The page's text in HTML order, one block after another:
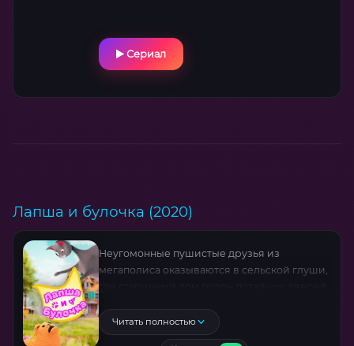
Сериал
Лапша и булочка (2020)
Неугомонные пушистые друзья из
мегаполиса оказываются в сельской глуши,
эксцентричных обитателей: воришку-крота,
крадущего всё блестящее, хулиганистого
Читать полностью